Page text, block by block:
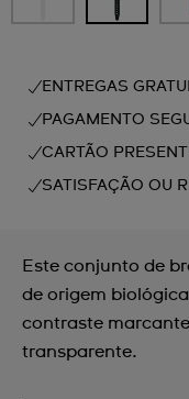
ENTREGAS
PAGAMENTO
CARTÃO
SATISFAÇÃO OU
Este conjunto de
de origem
contraste
transparente.